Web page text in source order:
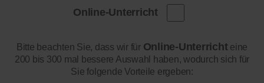
Online-Unterricht
Bitte beachten Sie, dass wir für Online-Unterrichteine
200 bis 300 mal bessere Auswahl haben, wodurch sich für
Sie folgende Vorteile ergeben: